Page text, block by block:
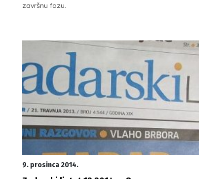
završnu fazu.
9. prosinca 2014.